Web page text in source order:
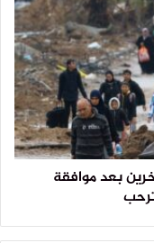
بعد موافقة